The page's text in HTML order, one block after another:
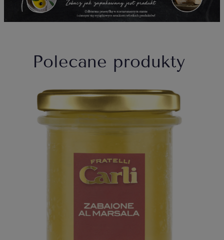
Polecane produkty